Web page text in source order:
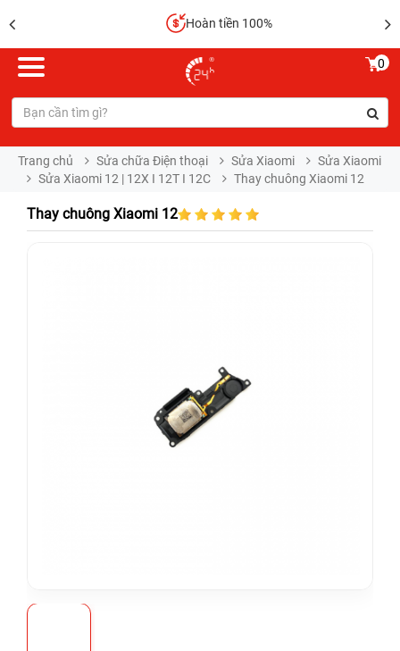
Hoàn tiền 100%
0
Trang chủ Sửa chữa Điện thoại Sửa Xiaomi
Sửa Xiaomi
Sửa Xiaomi 12 | 12X I 12T I 12C
Thay chuông Xiaomi 12
Thay chuông Xiaomi 12